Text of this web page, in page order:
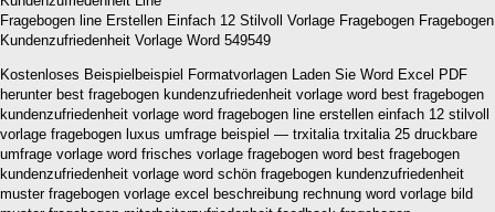
Fragebogen line Erstellen Einfach 12 Stilvoll Vorlage Fragebogen Fragebogen
Kundenzufriedenheit Vorlage Word 549549
Kostenloses Beispielbeispiel Formatvorlagen Laden Sie Word Excel PDF
herunter best fragebogen kundenzufriedenheit vorlage word best fragebogen
kundenzufriedenheit vorlage word fragebogen line erstellen einfach 12 stilvoll
vorlage fragebogen luxus umfrage beispiel — trxitalia trxitalia 25 druckbare
umfrage vorlage word frisches vorlage fragebogen word best fragebogen
kundenzufriedenheit vorlage word schön fragebogen kundenzufriedenheit
muster fragebogen vorlage excel beschreibung rechnung word vorlage bild